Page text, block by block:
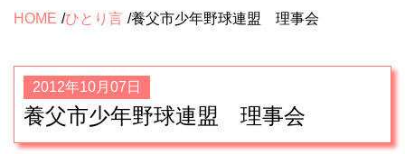
HOME ひとり言 養父市少年野球連盟 理事会
2012年10月07日
養父市少年野球連盟 理事会